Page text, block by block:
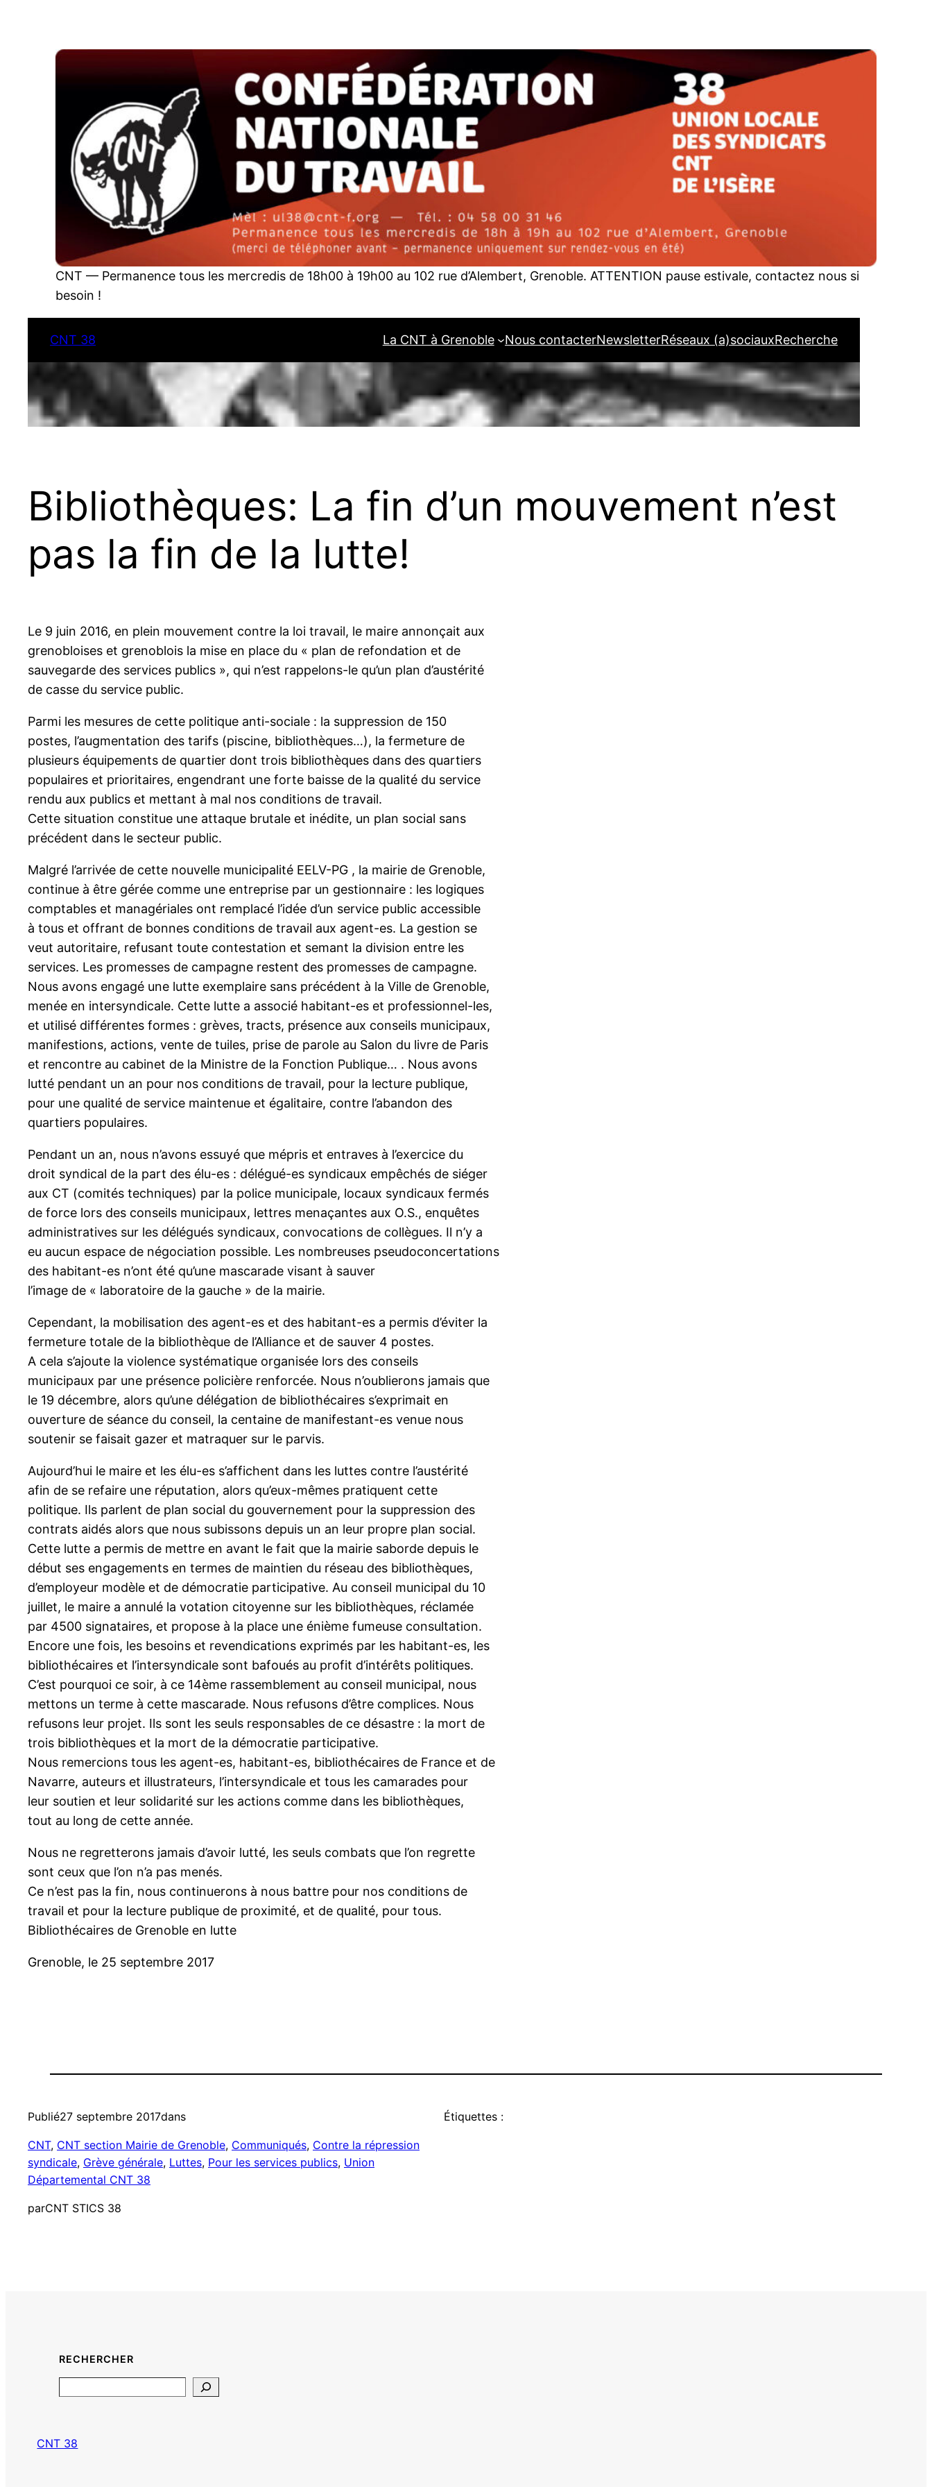
CNT — Permanence tous les mercredis de 18h00 à 19h00 au 102 rue d’Alembert, Grenoble. ATTENTION pause estivale, contactez nous si
besoin !
CNT 38 La CNT à Grenoble Nous contacterNewsletterRéseaux (a)sociauxRecherche
Bibliothèques: La fin d’un mouvement n’est
pas la fin de la lutte!
Le 9 juin 2016, en plein mouvement contre la loi travail, le maire annonçait aux
grenobloises et grenoblois la mise en place du « plan de refondation et de
sauvegarde des services publics », qui n’est rappelons-le qu’un plan d’austérité
de casse du service public.
Parmi les mesures de cette politique anti-sociale : la suppression de 150
postes, l’augmentation des tarifs (piscine, bibliothèques…), la fermeture de
plusieurs équipements de quartier dont trois bibliothèques dans des quartiers
populaires et prioritaires, engendrant une forte baisse de la qualité du service
rendu aux publics et mettant à mal nos conditions de travail.
Cette situation constitue une attaque brutale et inédite, un plan social sans
précédent dans le secteur public.
Malgré l’arrivée de cette nouvelle municipalité EELV-PG , la mairie de Grenoble,
continue à être gérée comme une entreprise par un gestionnaire : les logiques
comptables et managériales ont remplacé l’idée d’un service public accessible
à tous et offrant de bonnes conditions de travail aux agent-es. La gestion se
veut autoritaire, refusant toute contestation et semant la division entre les
services. Les promesses de campagne restent des promesses de campagne.
Nous avons engagé une lutte exemplaire sans précédent à la Ville de Grenoble,
menée en intersyndicale. Cette lutte a associé habitant-es et professionnel-les,
et utilisé différentes formes : grèves, tracts, présence aux conseils municipaux,
manifestions, actions, vente de tuiles, prise de parole au Salon du livre de Paris
et rencontre au cabinet de la Ministre de la Fonction Publique… . Nous avons
lutté pendant un an pour nos conditions de travail, pour la lecture publique,
pour une qualité de service maintenue et égalitaire, contre l’abandon des
quartiers populaires.
Pendant un an, nous n’avons essuyé que mépris et entraves à l’exercice du
droit syndical de la part des élu-es : délégué-es syndicaux empêchés de siéger
aux CT (comités techniques) par la police municipale, locaux syndicaux fermés
de force lors des conseils municipaux, lettres menaçantes aux O.S., enquêtes
administratives sur les délégués syndicaux, convocations de collègues. Il n’y a
eu aucun espace de négociation possible. Les nombreuses pseudoconcertations
des habitant-es n’ont été qu’une mascarade visant à sauver
l’image de « laboratoire de la gauche » de la mairie.
Cependant, la mobilisation des agent-es et des habitant-es a permis d’éviter la
fermeture totale de la bibliothèque de l’Alliance et de sauver 4 postes.
A cela s’ajoute la violence systématique organisée lors des conseils
municipaux par une présence policière renforcée. Nous n’oublierons jamais que
le 19 décembre, alors qu’une délégation de bibliothécaires s’exprimait en
ouverture de séance du conseil, la centaine de manifestant-es venue nous
soutenir se faisait gazer et matraquer sur le parvis.
Aujourd’hui le maire et les élu-es s’affichent dans les luttes contre l’austérité
afin de se refaire une réputation, alors qu’eux-mêmes pratiquent cette
politique. Ils parlent de plan social du gouvernement pour la suppression des
contrats aidés alors que nous subissons depuis un an leur propre plan social.
Cette lutte a permis de mettre en avant le fait que la mairie saborde depuis le
début ses engagements en termes de maintien du réseau des bibliothèques,
d’employeur modèle et de démocratie participative. Au conseil municipal du 10
juillet, le maire a annulé la votation citoyenne sur les bibliothèques, réclamée
par 4500 signataires, et propose à la place une énième fumeuse consultation.
Encore une fois, les besoins et revendications exprimés par les habitant-es, les
bibliothécaires et l’intersyndicale sont bafoués au profit d’intérêts politiques.
C’est pourquoi ce soir, à ce 14ème rassemblement au conseil municipal, nous
mettons un terme à cette mascarade. Nous refusons d’être complices. Nous
refusons leur projet. Ils sont les seuls responsables de ce désastre : la mort de
trois bibliothèques et la mort de la démocratie participative.
Nous remercions tous les agent-es, habitant-es, bibliothécaires de France et de
Navarre, auteurs et illustrateurs, l’intersyndicale et tous les camarades pour
leur soutien et leur solidarité sur les actions comme dans les bibliothèques,
tout au long de cette année.
Nous ne regretterons jamais d’avoir lutté, les seuls combats que l’on regrette
sont ceux que l’on n’a pas menés.
Ce n’est pas la fin, nous continuerons à nous battre pour nos conditions de
travail et pour la lecture publique de proximité, et de qualité, pour tous.
Bibliothécaires de Grenoble en lutte
Grenoble, le 25 septembre 2017
Publié27 septembre 2017dans
CNT, CNT section Mairie de Grenoble, Communiqués, Contre la répression
syndicale, Grève générale, Luttes, Pour les services publics, Union
Départemental CNT 38
parCNT STICS 38
Étiquettes :
RECHERCHER
CNT 38